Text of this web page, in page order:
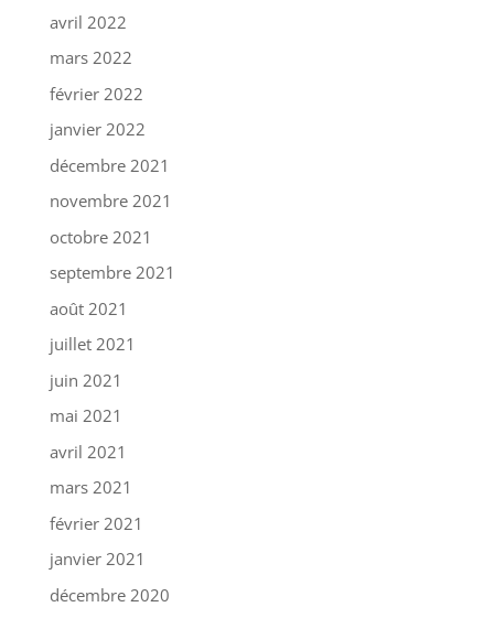
avril 2022
mars 2022
février 2022
janvier 2022
décembre 2021
novembre 2021
octobre 2021
septembre 2021
août 2021
juillet 2021
juin 2021
mai 2021
avril 2021
mars 2021
février 2021
janvier 2021
décembre 2020